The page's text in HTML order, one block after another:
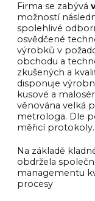
Firma se zabývá
možností
spolehlivé
osvědčené
výrobků v
obchodu a
zkušených a
disponuje
kusové a
věnována velká
metrologa. Dle
měřicí protokoly.
Na základě
obdržela
managementu
procesy